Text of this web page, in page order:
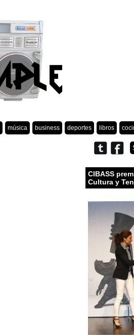
música business deportes libros
CIBASS
Cultura y